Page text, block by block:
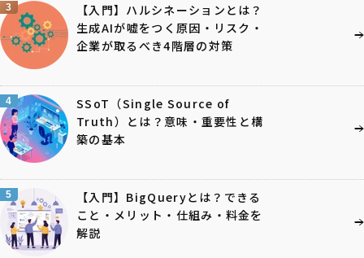
3
【入門】ハルシネーションとは？
生成AIが嘘をつく原因・リスク・
企業が取るべき4階層の対策
4
SSoT（Single Source of
Truth）とは？意味・重要性と構
築の基本
5
【入門】BigQueryとは？できる
こと・メリット・仕組み・料金を
解説